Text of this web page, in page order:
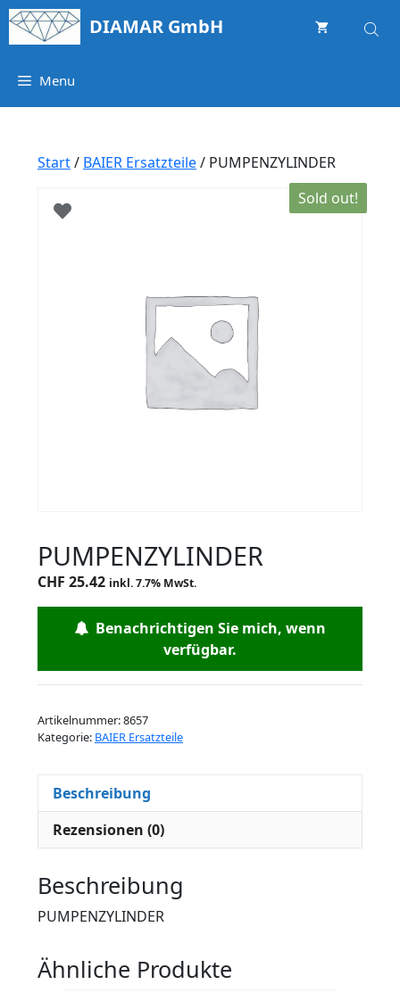
Springe
zum
DIAMAR GmbH
Menu
Start/ BAIER Ersatzteile/ PUMPENZYLINDER
Sold out!
PUMPENZYLINDER
CHF 25.42 inkl. 7.7% MwSt.
Benachrichtigen Sie mich, wenn
verfügbar.
Artikelnummer:8657
Kategorie: BAIER Ersatzteile
Beschreibung
Rezensionen (0)
Beschreibung
PUMPENZYLINDER
Ähnliche Produkte